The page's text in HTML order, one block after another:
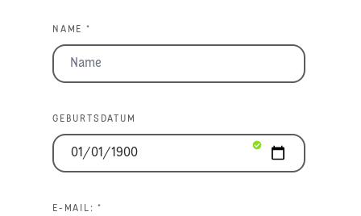
NAME *
GEBURTSDATUM
E-MAIL: *